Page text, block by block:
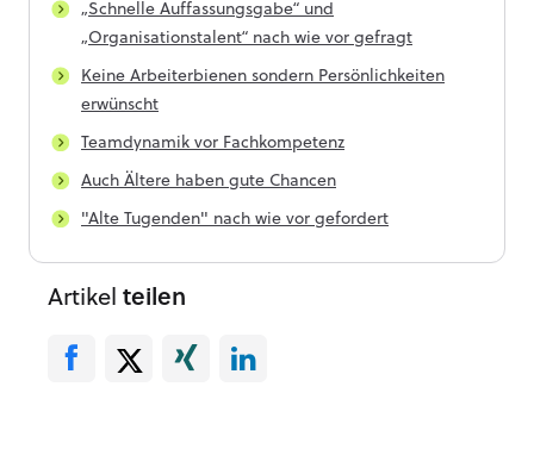
„Schnelle Auffassungsgabe“ und
„Organisationstalent“ nach wie vor gefragt
Keine Arbeiterbienen sondern Persönlichkeiten
erwünscht
Teamdynamik vor Fachkompetenz
Auch Ältere haben gute Chancen
"Alte Tugenden" nach wie vor gefordert
Artikel teilen